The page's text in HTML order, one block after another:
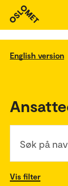
English version
Søk på
Vis filter